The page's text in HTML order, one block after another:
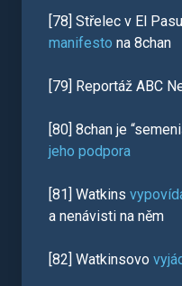
[78] Střelec v El
manifesto na 8chan
[79] Reportáž ABC
[80] 8chan je
jeho podpora
[81] Watkins
a nenávisti na něm
[82] Watkinsovo